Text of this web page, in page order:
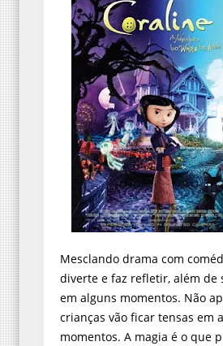
Mesclando drama com
diverte e faz refletir, além de
em alguns momentos. Não
crianças vão ficar tensas em
momentos. A magia é o que